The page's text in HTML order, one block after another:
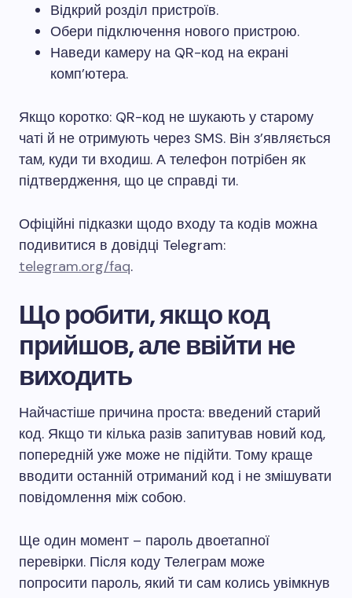
Відкрий розділ пристроїв.
Обери підключення нового пристрою.
Наведи камеру на QR-код на екрані
комп’ютера.
Якщо коротко: QR-код не шукають у старому
чаті й не отримують через SMS. Він з’являється
там, куди ти входиш. А телефон потрібен як
підтвердження, що це справді ти.
Офіційні підказки щодо входу та кодів можна
подивитися в довідці Telegram:
telegram.org/faq.
Що робити, якщо код
прийшов, але ввійти не
виходить
Найчастіше причина проста: введений старий
код. Якщо ти кілька разів запитував новий код,
попередній уже може не підійти. Тому краще
вводити останній отриманий код і не змішувати
повідомлення між собою.
Ще один момент – пароль двоетапної
перевірки. Після коду Телеграм може
попросити пароль, який ти сам колись увімкнув